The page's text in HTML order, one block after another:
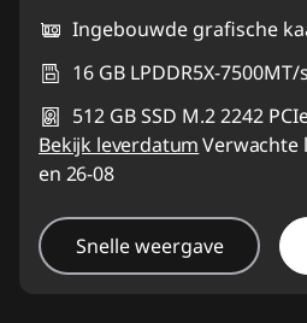
Ingebouwde grafische
16 GB LPDDR5X-
512 GB SSD M.2 2242
Bekijk leverdatumVerwachte
en 26-08
Snelle weergave